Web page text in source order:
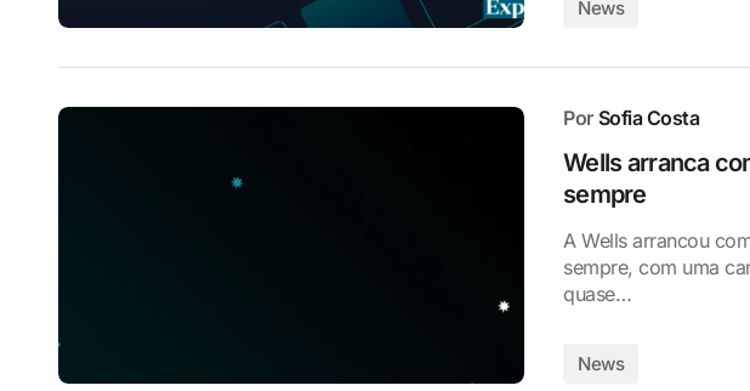
News
Por Sofia Costa
Wells arranca
sempre
A Wells arrancou
sempre, com uma
quase…
News